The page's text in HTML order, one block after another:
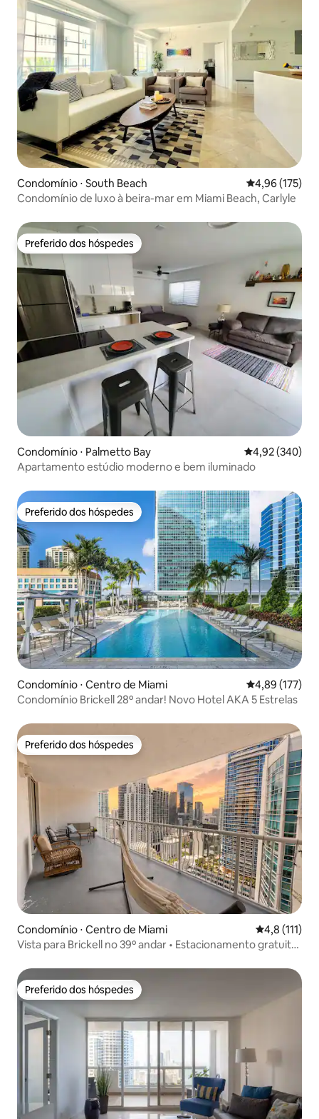
Condomínio ⋅ South Beach 4,96 de uma
4,96 (175)
Condomínio de luxo à beira-mar em Miami Beach, Carlyle
Preferido dos hóspedes
Preferido dos hóspedes
Condomínio ⋅ Palmetto Bay 4,92 de uma
4,92 (340)
Apartamento estúdio moderno e bem iluminado
Preferido dos hóspedes
Preferido dos hóspedes
Condomínio ⋅ Centro de Miami 4,89 de uma
4,89 (177)
Condomínio Brickell 28º andar! Novo Hotel AKA 5 Estrelas
Preferido dos hóspedes
Preferido dos hóspedes
Condomínio ⋅ Centro de Miami 4,8 de uma
4,8 (111)
Vista para Brickell no 39º andar • Estacionamento gratuito
Preferido dos hóspedes
Preferido dos hóspedes